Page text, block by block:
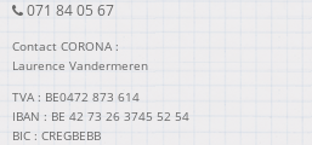
071 84 05 67
Contact CORONA :
Laurence Vandermeren
TVA : BE0472 873 614
IBAN : BE 42 73 26 3745 52 54
BIC : CREGBEBB